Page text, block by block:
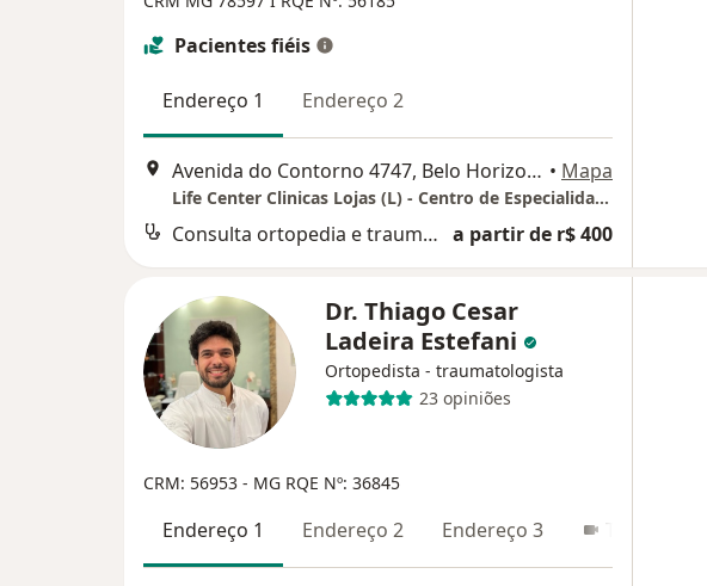
Pacientes fiéis
Endereço 1 Endereço 2
Avenida do Contorno 4747, Belo Horizonte • Mapa
Life Center Clinicas Lojas (L) - Centro de Especialidades (segundo andar)
Consulta ortopedia e traumatologia a partir de r$ 400
Dr. Thiago Cesar
Ladeira Estefani
Ortopedista - traumatologista
23 opiniões
CRM: 56953 - MG RQE Nº: 36845
Endereço 1 Endereço 2 Endereço 3 Teleconsulta